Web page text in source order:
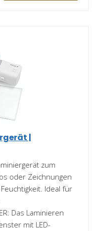
|
zum
oder Zeichnungen
Ideal für
Das Laminieren
mit LED-